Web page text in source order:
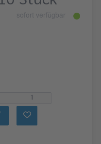
sofort verfügbar